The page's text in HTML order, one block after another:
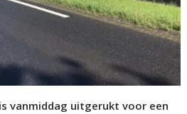
vanmiddag uitgerukt voor een